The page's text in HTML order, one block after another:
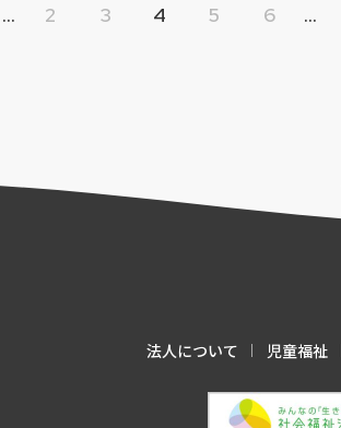
... 2 3 4 5 6 ...
法人について 児童福祉